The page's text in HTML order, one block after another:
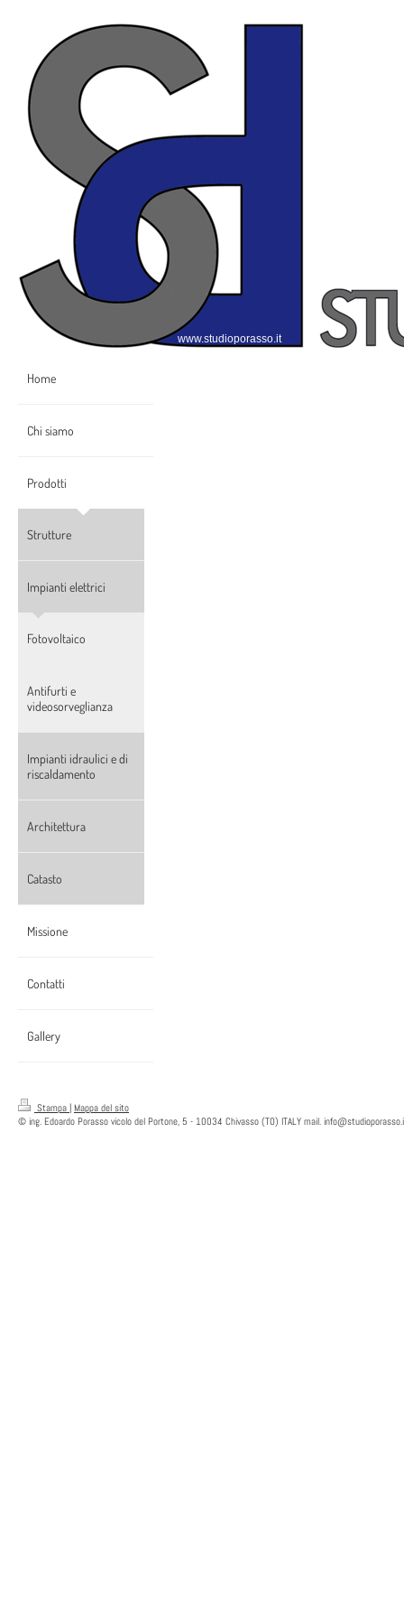
www.studioporasso.it
Home
Chi siamo
Prodotti
Strutture
Impianti elettrici
Fotovoltaico
Antifurti e
videosorveglianza
Impianti idraulici e di
riscaldamento
Architettura
Catasto
Missione
Contatti
Gallery
Stampa | Mappa del sito
© ing. Edoardo Porasso vicolo del Portone, 5 - 10034 Chivasso (TO) ITALY mail.